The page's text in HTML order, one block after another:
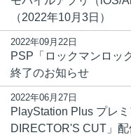
（2022年10月3日）
2022年09月22日
PSP「ロックマンロッ
終了のお知らせ
2022年06月27日
PlayStation Plus プレ
DIRECTOR'S CUT」